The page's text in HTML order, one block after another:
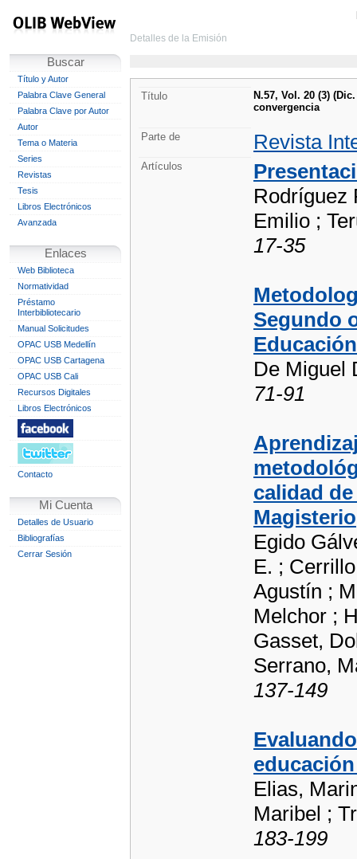
Buscar
Título y Autor
Palabra Clave General
Palabra Clave por Autor
Autor
Tema o Materia
Series
Revistas
Tesis
Libros Electrónicos
Avanzada
Enlaces
Web Biblioteca
Normatividad
Préstamo
Interbibliotecario
Manual Solicitudes
OPAC USB Medellín
OPAC USB Cartagena
OPAC USB Cali
Recursos Digitales
Libros Electrónicos
Contacto
Mi Cuenta
Detalles de Usuario
Bibliografías
Cerrar Sesión
Detalles de la Emisión
Título
N.57, Vol. 20 (3)
convergencia
Parte de Revista
Artículos
Rodríguez
Emilio ;
17-35
Segundo
De Miguel
71-91
calidad
Magisterio
Egido
E. ;
Agustín ;
Melchor ;
Gasset,
Serrano,
137-149
Elias,
Maribel ;
183-199